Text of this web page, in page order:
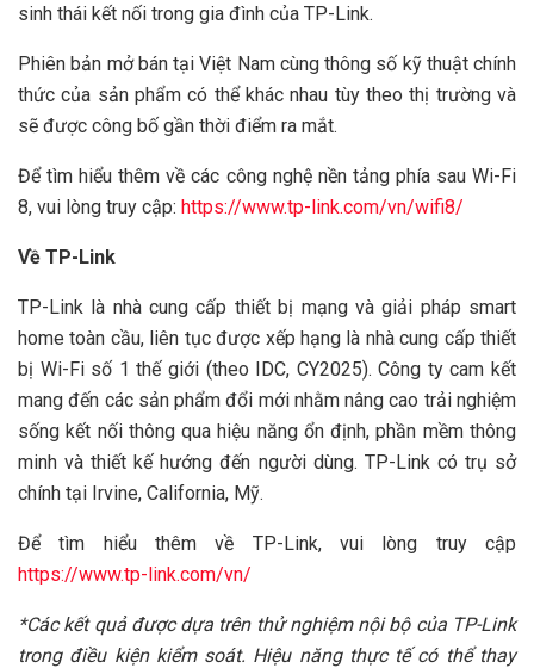
sinh thái kết nối trong gia đình của TP-Link.
Phiên bản mở bán tại Việt Nam cùng thông số kỹ thuật chính
thức của sản phẩm có thể khác nhau tùy theo thị trường và
sẽ được công bố gần thời điểm ra mắt.
Để tìm hiểu thêm về các công nghệ nền tảng phía sau Wi-Fi
8, vui lòng truy cập: https://www.tp-link.com/vn/wifi8/
Về TP-Link
TP-Link là nhà cung cấp thiết bị mạng và giải pháp smart
home toàn cầu, liên tục được xếp hạng là nhà cung cấp thiết
bị Wi-Fi số 1 thế giới (theo IDC, CY2025). Công ty cam kết
mang đến các sản phẩm đổi mới nhằm nâng cao trải nghiệm
sống kết nối thông qua hiệu năng ổn định, phần mềm thông
minh và thiết kế hướng đến người dùng. TP-Link có trụ sở
chính tại Irvine, California, Mỹ.
Để tìm hiểu thêm về TP-Link, vui lòng truy cập
https://www.tp-link.com/vn/
*Các kết quả được dựa trên thử nghiệm nội bộ của TP-Link
trong điều kiện kiểm soát. Hiệu năng thực tế có thể thay